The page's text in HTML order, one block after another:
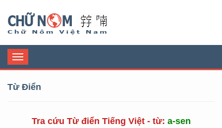
Toggle
navigation
Từ Điển
Tra cứu Từ điển Tiếng Việt - từ: a-sen